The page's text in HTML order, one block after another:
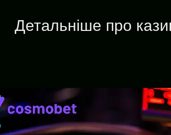
Детальніше про